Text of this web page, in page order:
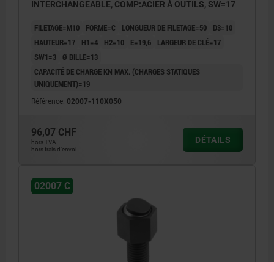
INTERCHANGEABLE, COMP:ACIER À OUTILS, SW=17
FILETAGE=M10 FORME=C LONGUEUR DE FILETAGE=50
D3=10
HAUTEUR=17
H1=4 H2=10 E=19,6
LARGEUR DE CLÉ=17
SW1=3
Ø BILLE=13
CAPACITÉ DE CHARGE KN MAX. (CHARGES STATIQUES
UNIQUEMENT)=19
Référence: 02007-110X050
96,07 CHF
hors TVA
hors frais d’envoi
DÉTAILS
02007 C